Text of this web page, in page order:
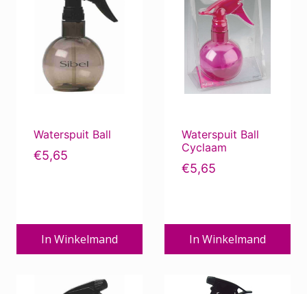
Waterspuit Ball
€5,65
In Winkelmand
Waterspuit Ball
Cyclaam
€5,65
In Winkelmand